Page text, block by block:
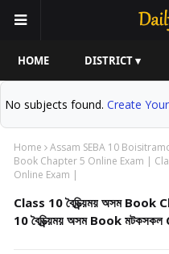
HOME DISTRICT ▾
No subjects found. Create
Home Assam SEBA 10
Book Chapter 5 Online Exam |
Online Exam |
Class 10 বৈচিত্ৰ্য়ময় অসম
10 বৈচিত্ৰ্য়ময় অসম Book